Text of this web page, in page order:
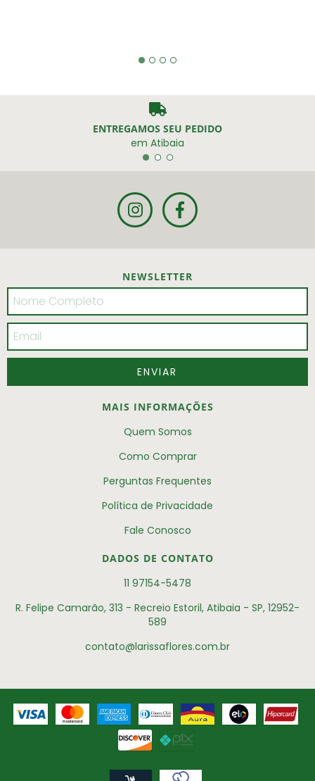
ENTREGAMOS SEU PEDIDO
em Atibaia
NEWSLETTER
MAIS INFORMAÇÕES
Quem Somos
Como Comprar
Perguntas Frequentes
Política de Privacidade
Fale Conosco
DADOS DE CONTATO
11 97154-5478
R. Felipe Camarão, 313 - Recreio Estoril, Atibaia - SP, 12952-
589
contato@larissaflores.com.br